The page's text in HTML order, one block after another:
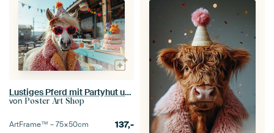
Lustiges Pferd mit Partyhut und Kuchen
von Poster Art Shop
ArtFrame™ –75×50cm 137,-